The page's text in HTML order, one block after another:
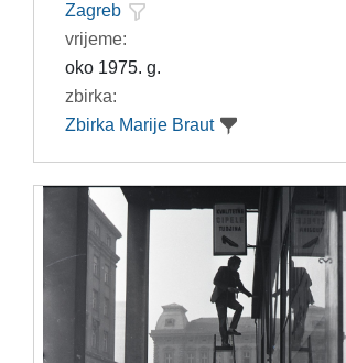
Zagreb
vrijeme:
oko 1975. g.
zbirka:
Zbirka Marije Braut